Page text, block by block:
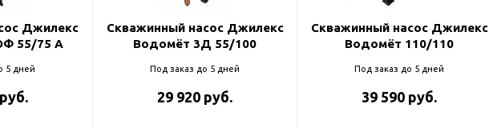
Джилекс
55/75 A
5 дней
Скважинный насос Джилекс
Водомёт 3Д 55/100
Под заказ до 5 дней
29 920 руб.
Скважинный насос Джилекс
Водомёт 110/110
Под заказ до 5 дней
39 590 руб.